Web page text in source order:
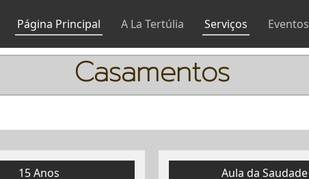
Página Principal A La Tertúlia Serviços Eventos
Casamentos
15 Anos Aula da Saudade